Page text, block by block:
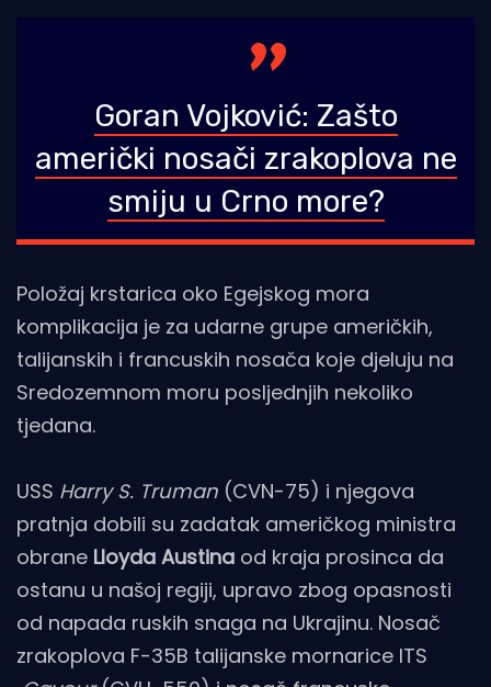
Goran Vojković: Zašto
američki nosači zrakoplova ne
smiju u Crno more?
Položaj krstarica oko Egejskog mora
komplikacija je za udarne grupe američkih,
talijanskih i francuskih nosača koje djeluju na
Sredozemnom moru posljednjih nekoliko
tjedana.
USS Harry S. Truman (CVN-75) i njegova
pratnja dobili su zadatak američkog ministra
obrane Lloyda Austina od kraja prosinca da
ostanu u našoj regiji, upravo zbog opasnosti
od napada ruskih snaga na Ukrajinu. Nosač
zrakoplova F-35B talijanske mornarice ITS